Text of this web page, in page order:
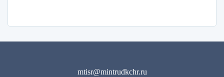
mtisr@mintrudkchr.ru